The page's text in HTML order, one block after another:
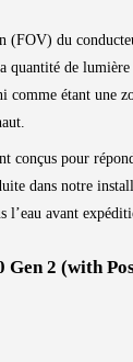
(FOV) du
quantité de lumière
comme étant une
conçus pour
dans notre
l’eau avant
2 (with